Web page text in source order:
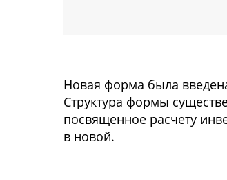
Новая форма была
Структура формы
посвященное расчету
в новой.